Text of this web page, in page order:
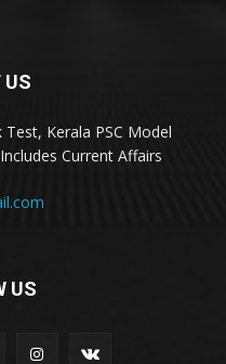
US
Kerala PSC Model
Current Affairs
US